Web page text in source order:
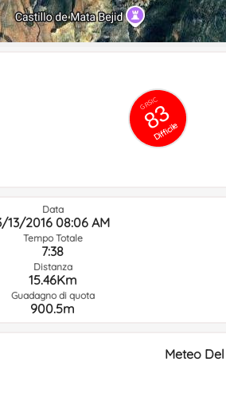
GRSIC
83
Difficile
Data
13/2016 08:06 AM
Tempo Totale
7:38
Distanza
15.46Km
Guadagno di quota
900.5m
Meteo